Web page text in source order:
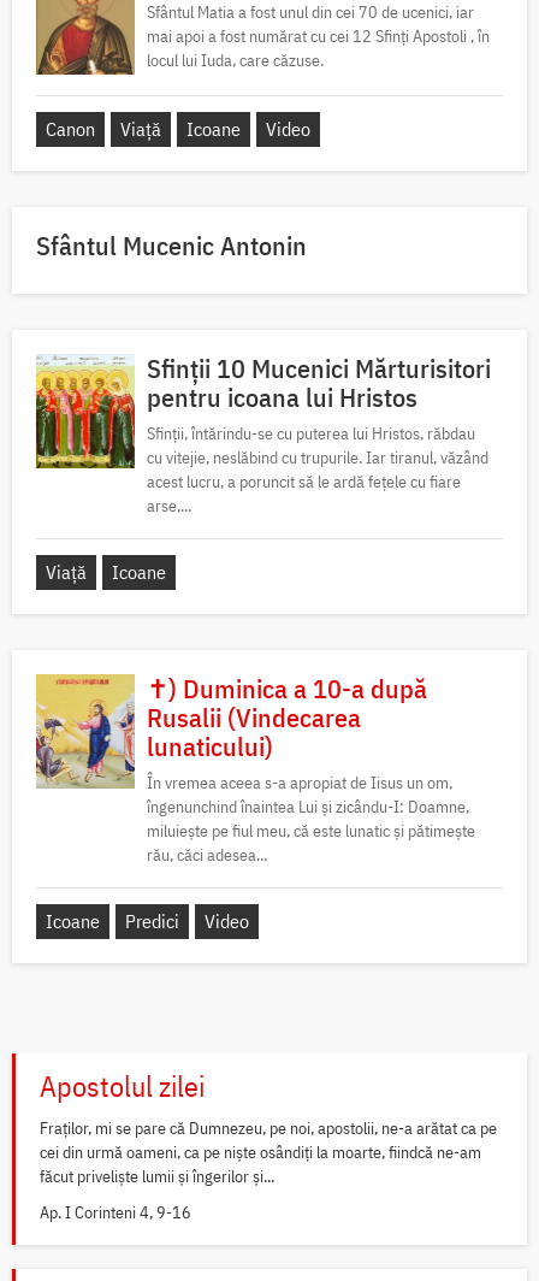
Sfântul Matia a fost unul din cei 70 de ucenici, iar
mai apoi a fost numărat cu cei 12 Sfinți Apostoli , în
locul lui Iuda, care căzuse.
Canon Viață Icoane Video
Sfântul Mucenic Antonin
Sfinții 10 Mucenici Mărturisitori
pentru icoana lui Hristos
Sfinții, întărindu-se cu puterea lui Hristos, răbdau
cu vitejie, neslăbind cu trupurile. Iar tiranul, văzând
acest lucru, a poruncit să le ardă fețele cu fiare
arse,...
Viață Icoane
✝) Duminica a 10-a după
Rusalii (Vindecarea
lunaticului)
În vremea aceea s-a apropiat de Iisus un om,
îngenunchind înaintea Lui și zicându-I: Doamne,
miluiește pe fiul meu, că este lunatic și pătimește
rău, căci adesea...
Icoane Predici Video
Apostolul zilei
Fraților, mi se pare că Dumnezeu, pe noi, apostolii, ne-a arătat ca pe
cei din urmă oameni, ca pe niște osândiți la moarte, fiindcă ne-am
făcut priveliște lumii și îngerilor și...
Ap. I Corinteni 4, 9-16